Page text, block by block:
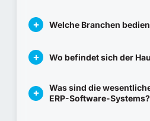
Welche Branchen
Wo befindet sich der
Was sind die
ERP-Software-Systems?